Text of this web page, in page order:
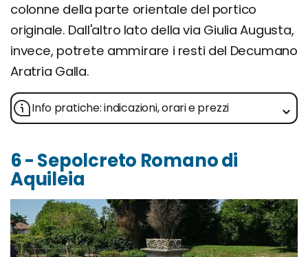
colonne della parte orientale del portico
originale. Dall'altro lato della via Giulia Augusta,
invece, potrete ammirare i resti del Decumano
Aratria Galla.
Info pratiche: indicazioni, orari e prezzi
6 - Sepolcreto Romano di
Aquileia